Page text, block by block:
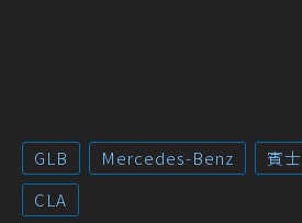
GLB Mercedes-Benz 賓士
CLA